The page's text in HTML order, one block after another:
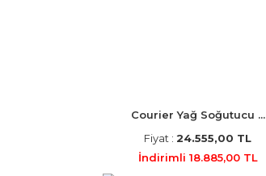
Courier Yağ Soğutucu ...
Fiyat : 24.555,00 TL
İndirimli 18.885,00 TL